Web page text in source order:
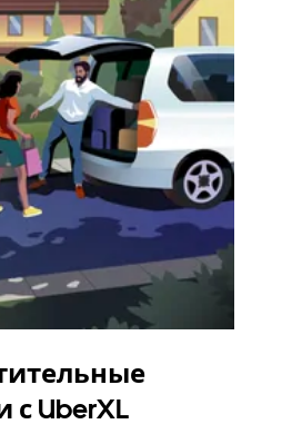
UberXL